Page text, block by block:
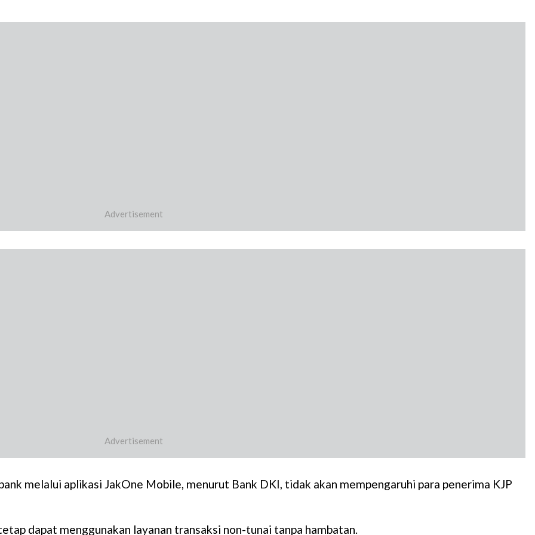
melalui aplikasi JakOne Mobile, menurut Bank DKI, tidak akan mempengaruhi para penerima KJP
dapat menggunakan layanan transaksi non-tunai tanpa hambatan.